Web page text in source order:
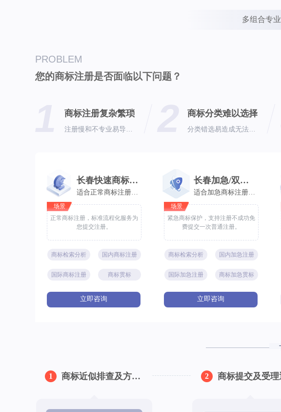
多组合专
PROBLEM
您的商标注册是否面临以下问题？
商标注册复杂繁琐 商标分类难以选择
长春快速商标注册
适合正常商标注册需求
场景
正常商标注册，标准流程化服务为
您提交注册。
商标检索分析 国内商标注册
国际商标注册 商标贯标
立即咨询
长春加急/双享商标注册
适合加急商标注册需求
场景
紧急商标保护，支持注册不成功免
费提交一次普通注册。
商标检索分析 国内加急注册
国际加急注册 商标加急贯标
立即咨询
1 商标近似排查及方案制定 2